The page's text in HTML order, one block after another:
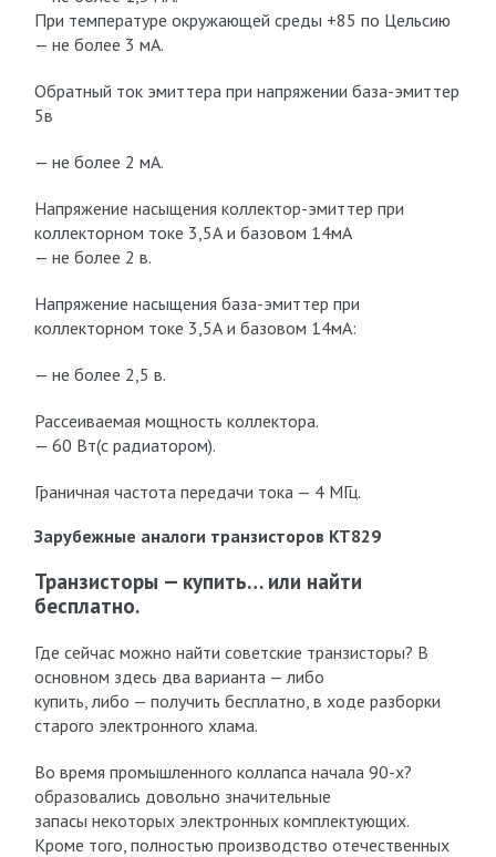
При температуре окружающей среды +85 по Цельсию
— не более 3 мА.
Обратный ток эмиттера при напряжении база-эмиттер
5в
— не более 2 мА.
Напряжение насыщения коллектор-эмиттер при
коллекторном токе 3,5А и базовом 14мА
— не более 2 в.
Напряжение насыщения база-эмиттер при
коллекторном токе 3,5А и базовом 14мА:
— не более 2,5 в.
Рассеиваемая мощность коллектора.
— 60 Вт(с радиатором).
Граничная частота передачи тока — 4МГц.
Зарубежные аналоги транзисторов КТ829
Транзисторы — купить… или найти
бесплатно.
Где сейчас можно найти советские транзисторы? В
основном здесь два варианта — либо
купить, либо — получить бесплатно, в ходе разборки
старого электронного хлама.
Во время промышленного коллапса начала 90-х?
образовались довольно значительные
запасы некоторых электронных комплектующих.
Кроме того, полностью производство отечественных